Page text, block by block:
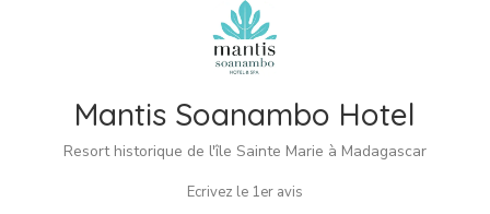
Mantis Soanambo Hotel
Resort historique de l'île Sainte Marie à Madagascar
Ecrivez le 1er avis